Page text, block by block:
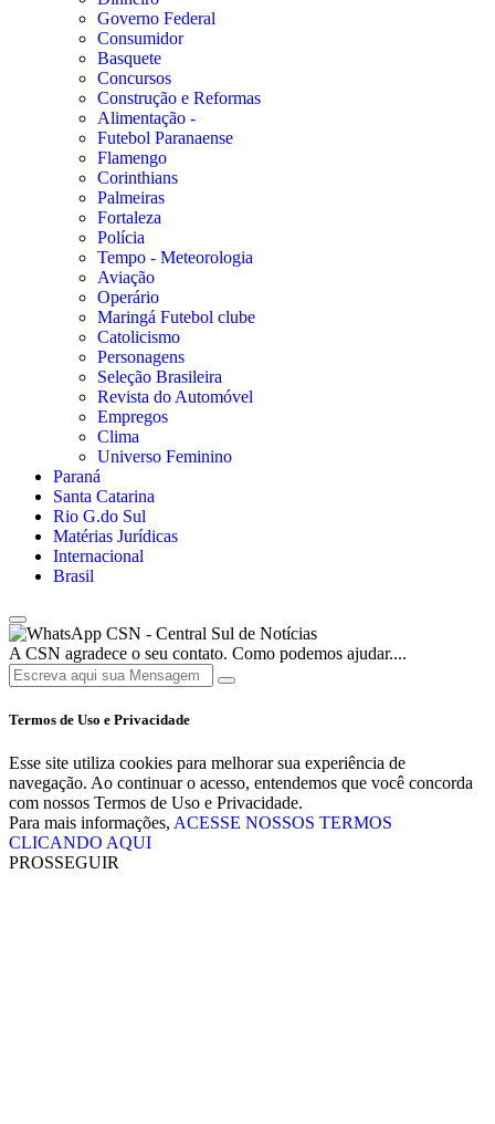
Governo Federal
Consumidor
Basquete
Concursos
Construção e Reformas
Alimentação -
Futebol Paranaense
Flamengo
Corinthians
Palmeiras
Fortaleza
Polícia
Tempo - Meteorologia
Aviação
Operário
Maringá Futebol clube
Catolicismo
Personagens
Seleção Brasileira
Revista do Automóvel
Empregos
Clima
Universo Feminino
Paraná
Santa Catarina
Rio G.do Sul
Matérias Jurídicas
Internacional
Brasil
CSN - Central Sul de Notícias
A CSN agradece o seu contato. Como podemos ajudar....
Termos de Uso e Privacidade
Esse site utiliza cookies para melhorar sua experiência de
navegação. Ao continuar o acesso, entendemos que você concorda
com nossos Termos de Uso e Privacidade.
Para mais informações, ACESSE NOSSOS TERMOS
CLICANDO AQUI
PROSSEGUIR